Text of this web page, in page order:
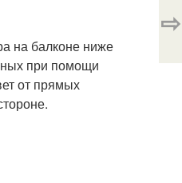
на балконе ниже
при помощи
от прямых
⇨